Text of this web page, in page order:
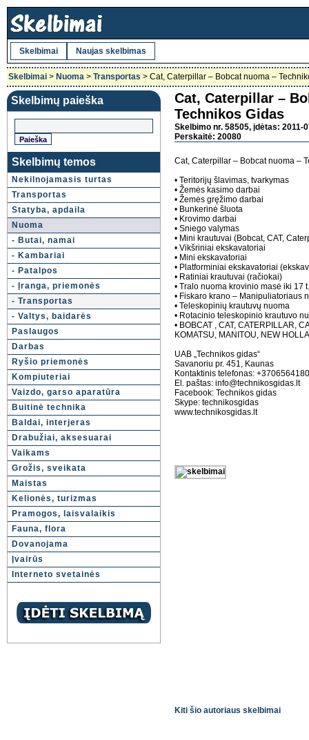
Skelbimai Naujas skelbimas
Skelbimai > Nuoma > Transportas > Cat, Caterpillar – Bobcat nuoma –
Skelbimų paieška
Skelbimų temos
Nekilnojamasis turtas
Transportas
Statyba, apdaila
Nuoma
- Butai, namai
- Kambariai
- Patalpos
- Įranga, priemonės
- Transportas
- Valtys, baidarės
Paslaugos
Darbas
Ryšio priemonės
Kompiuteriai
Vaizdo, garso aparatūra
Buitinė technika
Baldai, interjeras
Drabužiai, aksesuarai
Vaikams
Grožis, sveikata
Maistas
Kelionės, turizmas
Pramogos, laisvalaikis
Fauna, flora
Dovanojama
Įvairūs
Interneto svetainės
Cat, Caterpillar –
Technikos Gidas
Skelbimo nr. 58505, įdėtas: 2011-
Perskaitė: 20080
Cat, Caterpillar – Bobcat nuoma –
• Teritorijų šlavimas, tvarkymas
• Žemės kasimo darbai
• Žemės gręžimo darbai
• Bunkerinė šluota
• Krovimo darbai
• Sniego valymas
• Mini krautuvai (Bobcat, CAT,
• Vikšriniai ekskavatoriai
• Mini ekskavatoriai
• Platforminiai ekskavatoriai
• Ratiniai krautuvai (račiokai)
• Tralo nuoma krovinio masė iki 17
• Fiskaro krano – Manipuliatoriaus
• Teleskopinių krautuvų nuoma
• Rotacinio teleskopinio krautuvo
• BOBCAT , CAT, CATERPILLAR,
KOMATSU, MANITOU, NEW
UAB „Technikos gidas“
Savanoriu pr. 451, Kaunas
Kontaktinis telefonas:
El. paštas: info@technikosgidas.lt
Facebook: Technikos gidas
Skype: technikosgidas
www.technikosgidas.lt
Kiti šio autoriaus skelbimai